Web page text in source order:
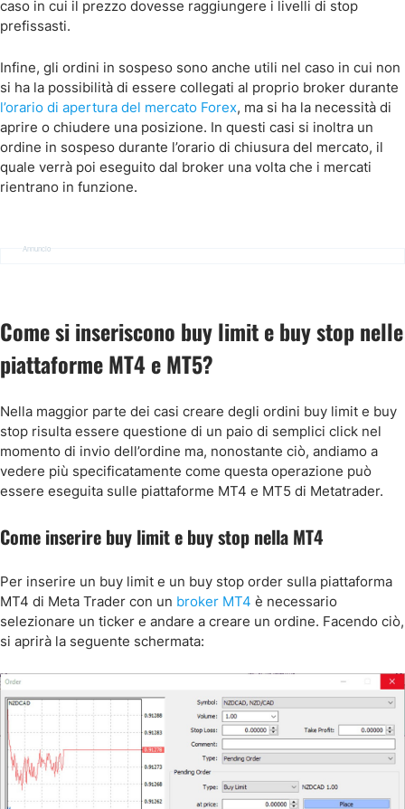
caso in cui il prezzo dovesse raggiungere i livelli di stop
prefissasti.
Infine, gli ordini in sospeso sono anche utili nel caso in cui non
si ha la possibilità di essere collegati al proprio broker durante
l’orario di apertura del mercato Forex, ma si ha la necessità di
aprire o chiudere una posizione. In questi casi si inoltra un
ordine in sospeso durante l’orario di chiusura del mercato, il
quale verrà poi eseguito dal broker una volta che i mercati
rientrano in funzione.
Annuncio
Come si inseriscono buy limit e buy stop nelle
piattaforme MT4 e MT5?
Nella maggior parte dei casi creare degli ordini buy limit e buy
stop risulta essere questione di un paio di semplici click nel
momento di invio dell’ordine ma, nonostante ciò, andiamo a
vedere più specificatamente come questa operazione può
essere eseguita sulle piattaforme MT4 e MT5 di Metatrader.
Come inserire buy limit e buy stop nella MT4
Per inserire un buy limit e un buy stop order sulla piattaforma
MT4 di Meta Trader con un broker MT4 è necessario
selezionare un ticker e andare a creare un ordine. Facendo ciò,
si aprirà la seguente schermata: